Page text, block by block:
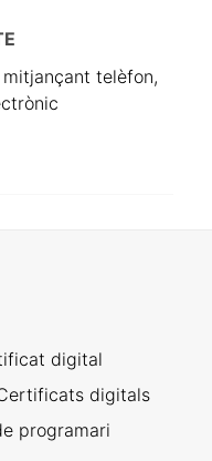
telèfon,
digital
digitals
programari